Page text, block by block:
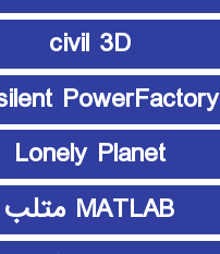
civil 3D
PowerFactory
Lonely Planet
MATLAB متلب